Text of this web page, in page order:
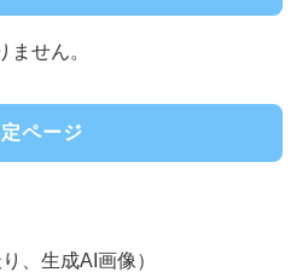
せん。
定ページ
、生成AI画像）